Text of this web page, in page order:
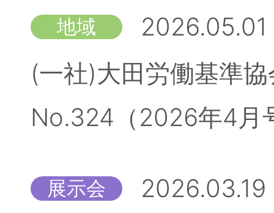
地域
2026.05.01
(一社)大田労働基準
No.324（2026年4月
展示会
2026.03.19